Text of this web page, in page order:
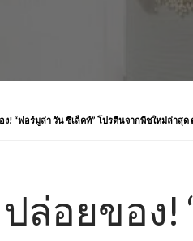
ง! “ฟอร์มูล่า วัน ซีเล็คท์” โปรตีนจากพืชใหม่ล่าสุ
ล่อยของ